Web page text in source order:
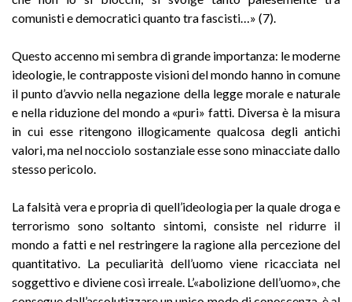
comunisti e democratici quanto tra fascisti…» (7).
Questo accenno mi sembra di grande importanza: le moderne
ideologie, le contrapposte visioni del mondo hanno in comune
il punto d’avvio nella negazione della legge morale e naturale
e nella riduzione del mondo a «puri» fatti. Diversa è la misura
in cui esse ritengono illogicamente qualcosa degli antichi
valori, ma nel nocciolo sostanziale esse sono minacciate dallo
stesso pericolo.
La falsità vera e propria di quell’ideologia per la quale droga e
terrorismo sono soltanto sintomi, consiste nel ridurre il
mondo a fatti e nel restringere la ragione alla percezione del
quantitativo. La peculiarità dell’uomo viene ricacciata nel
soggettivo e diviene così irreale. L’«abolizione dell’uomo», che